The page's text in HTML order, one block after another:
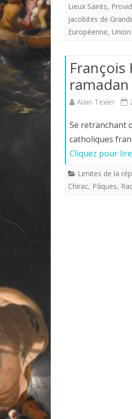
Lieux Saints,
jacobites de
Européenne,
François
Alain Texier
Se retranchant
catholiques
Cliquez pour
Limites de la
Chirac, Pâques,